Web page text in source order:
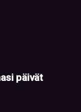
päivät